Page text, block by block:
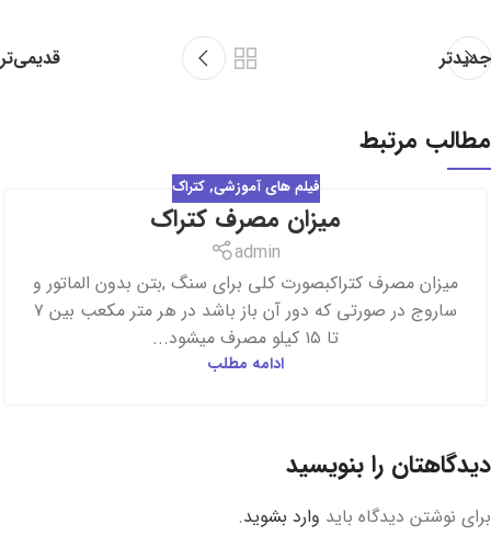
جدیدتر قدیمی‌تر
مطالب مرتبط
فیلم های آموزشی,کتراک
میزان مصرف کتراک
admin
میزان مصرف کتراکبصورت کلی برای سنگ ,بتن بدون الماتور و
ساروج در صورتی که دور آن باز باشد در هر متر مکعب بین ۷
تا ۱۵ کیلو مصرف میشود...
ادامه مطلب
دیدگاهتان را بنویسید
برای نوشتن دیدگاه باید وارد بشوید.